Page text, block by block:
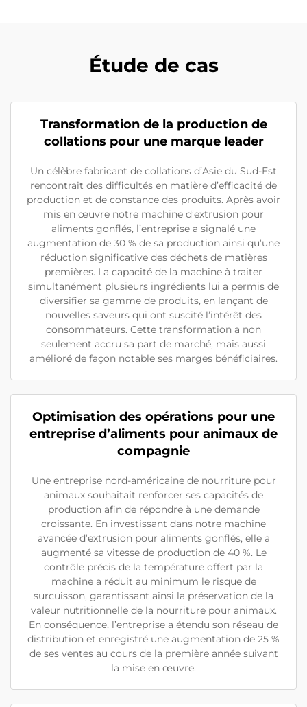
Étude de cas
Transformation de la production de
collations pour une marque leader
Un célèbre fabricant de collations d’Asie du Sud-Est
rencontrait des difficultés en matière d’efficacité de
production et de constance des produits. Après avoir
mis en œuvre notre machine d’extrusion pour
aliments gonflés, l’entreprise a signalé une
augmentation de 30 % de sa production ainsi qu’une
réduction significative des déchets de matières
premières. La capacité de la machine à traiter
simultanément plusieurs ingrédients lui a permis de
diversifier sa gamme de produits, en lançant de
nouvelles saveurs qui ont suscité l’intérêt des
consommateurs. Cette transformation a non
seulement accru sa part de marché, mais aussi
amélioré de façon notable ses marges bénéficiaires.
Optimisation des opérations pour une
entreprise d’aliments pour animaux de
compagnie
Une entreprise nord-américaine de nourriture pour
animaux souhaitait renforcer ses capacités de
production afin de répondre à une demande
croissante. En investissant dans notre machine
avancée d’extrusion pour aliments gonflés, elle a
augmenté sa vitesse de production de 40 %. Le
contrôle précis de la température offert par la
machine a réduit au minimum le risque de
surcuisson, garantissant ainsi la préservation de la
valeur nutritionnelle de la nourriture pour animaux.
En conséquence, l’entreprise a étendu son réseau de
distribution et enregistré une augmentation de 25 %
de ses ventes au cours de la première année suivant
la mise en œuvre.